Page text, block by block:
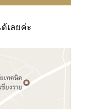
เลยค่ะ